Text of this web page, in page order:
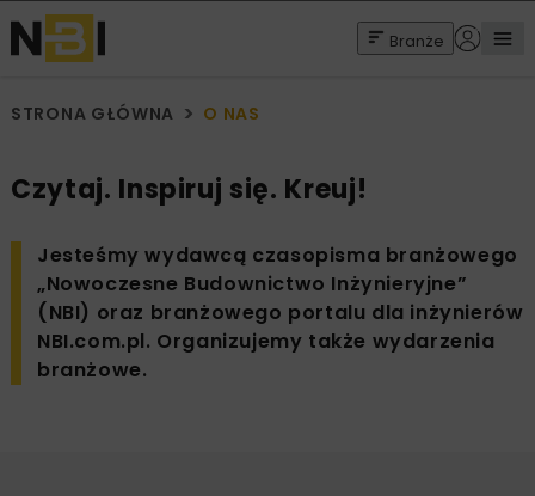
Branże
STRONA GŁÓWNA O NAS
Czytaj. Inspiruj się. Kreuj!
Jesteśmy wydawcą czasopisma branżowego
„Nowoczesne Budownictwo Inżynieryjne”
(NBI) oraz branżowego portalu dla inżynierów
NBI.com.pl. Organizujemy także wydarzenia
branżowe.